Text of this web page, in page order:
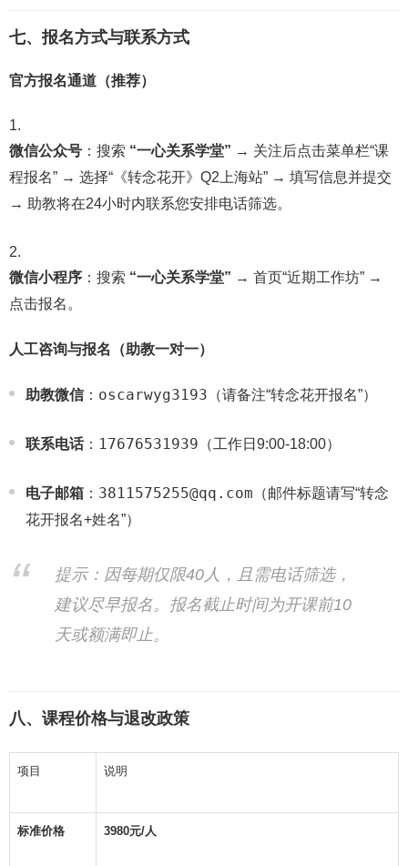
七、报名方式与联系方式
官方报名通道（推荐）
微信公众号 ：搜索 “一心关系学堂” → 关注后点击菜单栏“课
程报名” → 选择“《转念花开》Q2上海站” → 填写信息并提交
→ 助教将在24小时内联系您安排电话筛选。
微信小程序 ：搜索 “一心关系学堂” → 首页“近期工作坊” →
点击报名。
人工咨询与报名（助教一对一）
助教微信： oscarwyg3193 （请备注“转念花开报名”）
联系电话： 17676531939 （工作日9:00-18:00）
电子邮箱 ： 3811575255@qq.com （邮件标题请写“转念
花开报名+姓名”）
提示：因每期仅限40人，且需电话筛选，
建议尽早报名。报名截止时间为开课前10
天或额满即止。
八、课程价格与退改政策
项目 说明
标准价格 3980元/人